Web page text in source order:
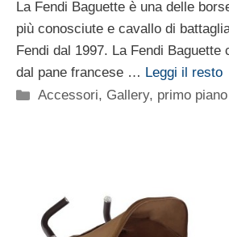
La Fendi Baguette è una delle
più conosciute e cavallo di
Fendi dal 1997. La Fendi Baguette
dal pane francese … Leggi il resto
Categorie
Accessori, Gallery, primo piano